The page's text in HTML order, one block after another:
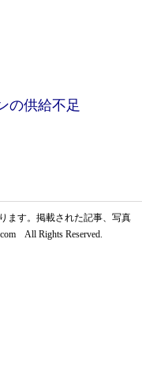
の供給不足
ます。掲載された記事、写真
All Rights Reserved.